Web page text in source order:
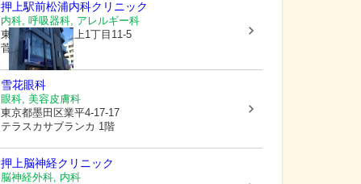
押上駅前松浦内科クリニック
内科, 呼吸器科, アレルギー科
東京都墨田区押上1丁目11-5
菅野ビル2階
雪花眼科
眼科, 美容皮膚科
東京都墨田区業平4-17-17
テラスカサブランカ 1階
押上脳神経クリニック
脳神経外科, 内科